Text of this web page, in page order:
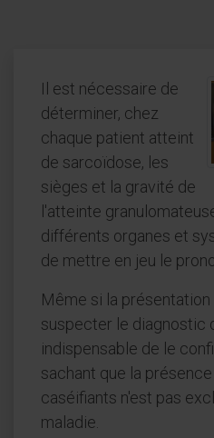
Il est nécessaire de
déterminer, chez
chaque patient atteint
de sarcoïdose, les
sièges et la gravité de
l'atteinte
différents organes et
de mettre en jeu le
Même si la
suspecter le diagnostic
indispensable de le
sachant que la
caséifiants n'est pas
maladie.